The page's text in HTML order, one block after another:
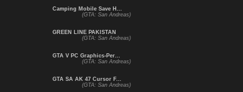
Camping Mobile Save H...
(GTA: San Andreas)
GREEN LINE PAKISTAN
(GTA: San Andreas)
GTA V PC Graphics-Per...
(GTA: San Andreas)
GTA SA AK 47 Cursor F...
(GTA: San Andreas)